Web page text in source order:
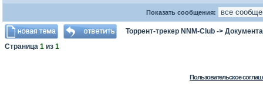
Показать сообщения:
Торрент-трекер NNM-Club ->
Страница 1 из 1
Пользовательское